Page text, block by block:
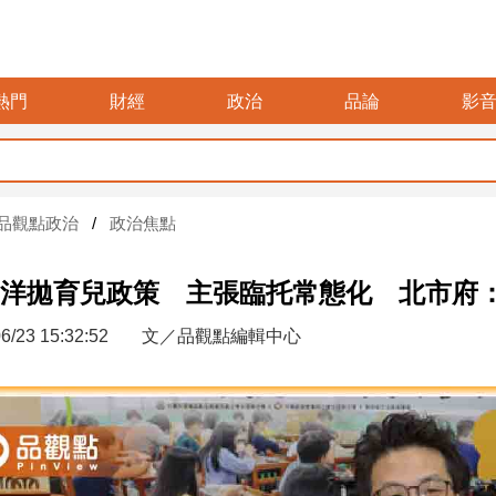
門 財經 政治 品論 影音
觀點政治 政治焦點
拋育兒政策 主張臨托常態化 北市府
23 15:32:52 文／品觀點編輯中心